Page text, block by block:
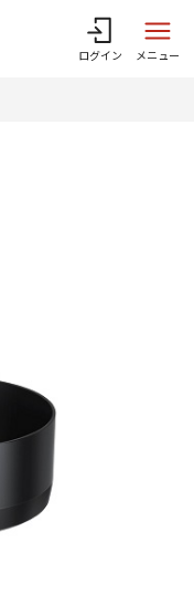
ログイン メニュー